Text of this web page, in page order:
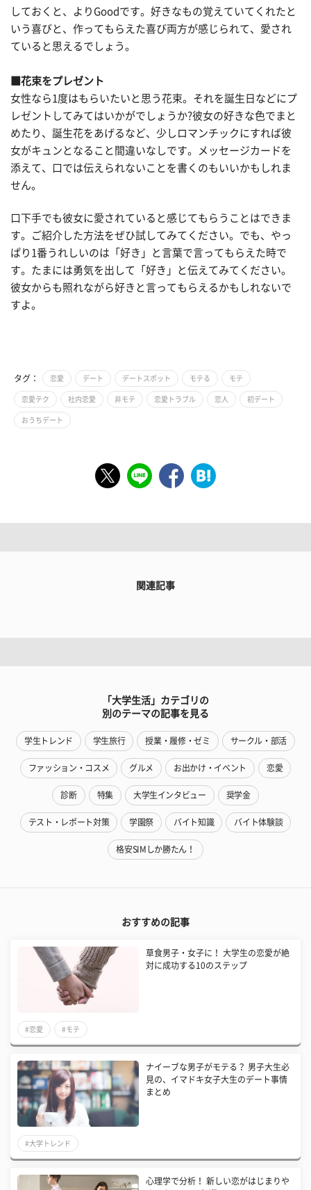
しておくと、よりGoodです。好きなもの覚えていてくれたと
いう喜びと、作ってもらえた喜び両方が感じられて、愛され
ていると思えるでしょう。
■花束をプレゼント
女性なら1度はもらいたいと思う花束。それを誕生日などにプ
レゼントしてみてはいかがでしょうか?彼女の好きな色でまと
めたり、誕生花をあげるなど、少しロマンチックにすれば彼
女がキュンとなること間違いなしです。メッセージカードを
添えて、口では伝えられないことを書くのもいいかもしれま
せん。
口下手でも彼女に愛されていると感じてもらうことはできま
す。ご紹介した方法をぜひ試してみてください。でも、やっ
ぱり1番うれしいのは「好き」と言葉で言ってもらえた時で
す。たまには勇気を出して「好き」と伝えてみてください。
彼女からも照れながら好きと言ってもらえるかもしれないで
すよ。
タグ： 恋愛 デート デートスポット モテる モテ
恋愛テク 社内恋愛 非モテ 恋愛トラブル 恋人 初デート
おうちデート
関連記事
「大学生活」カテゴリの
別のテーマの記事を見る
学生トレンド 学生旅行 授業・履修・ゼミ サークル・部活
ファッション・コスメ グルメ お出かけ・イベント 恋愛
診断 特集 大学生インタビュー 奨学金
テスト・レポート対策 学園祭 バイト知識 バイト体験談
格安SIMしか勝たん！
おすすめの記事
草食男子・女子に！ 大学生の恋愛が絶
対に成功する10のステップ
#恋愛 #モテ
ナイーブな男子がモテる？ 男子大生必
見の、イマドキ女子大生のデート事情
まとめ
#大学トレンド
心理学で分析！ 新しい恋がはじまりや